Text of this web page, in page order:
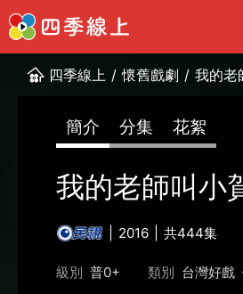
四季線上 / 懷舊戲劇 / 我的老
簡介 分集 花絮
我的老師叫小
2016 共444集
級別 普0+ 類別 台灣好戲